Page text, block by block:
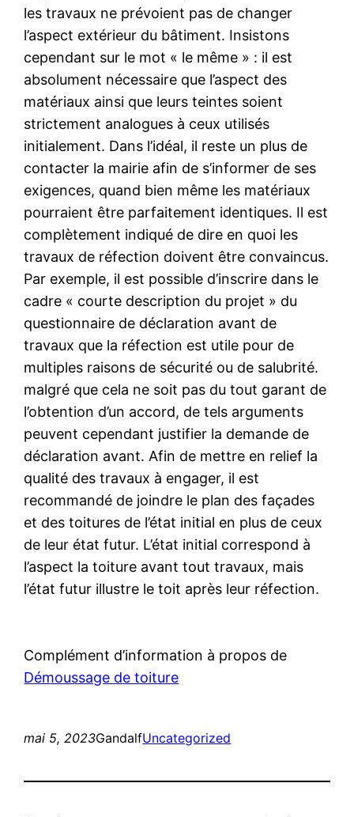
les travaux ne prévoient pas de changer
l’aspect extérieur du bâtiment. Insistons
cependant sur le mot « le même » : il est
absolument nécessaire que l’aspect des
matériaux ainsi que leurs teintes soient
strictement analogues à ceux utilisés
initialement. Dans l’idéal, il reste un plus de
contacter la mairie afin de s’informer de ses
exigences, quand bien même les matériaux
pourraient être parfaitement identiques. Il est
complètement indiqué de dire en quoi les
travaux de réfection doivent être convaincus.
Par exemple, il est possible d’inscrire dans le
cadre « courte description du projet » du
questionnaire de déclaration avant de
travaux que la réfection est utile pour de
multiples raisons de sécurité ou de salubrité.
malgré que cela ne soit pas du tout garant de
l’obtention d’un accord, de tels arguments
peuvent cependant justifier la demande de
déclaration avant. Afin de mettre en relief la
qualité des travaux à engager, il est
recommandé de joindre le plan des façades
et des toitures de l’état initial en plus de ceux
de leur état futur. L’état initial correspond à
l’aspect la toiture avant tout travaux, mais
l’état futur illustre le toit après leur réfection.
Complément d’information à propos de
Démoussage de toiture
mai 5, 2023GandalfUncategorized